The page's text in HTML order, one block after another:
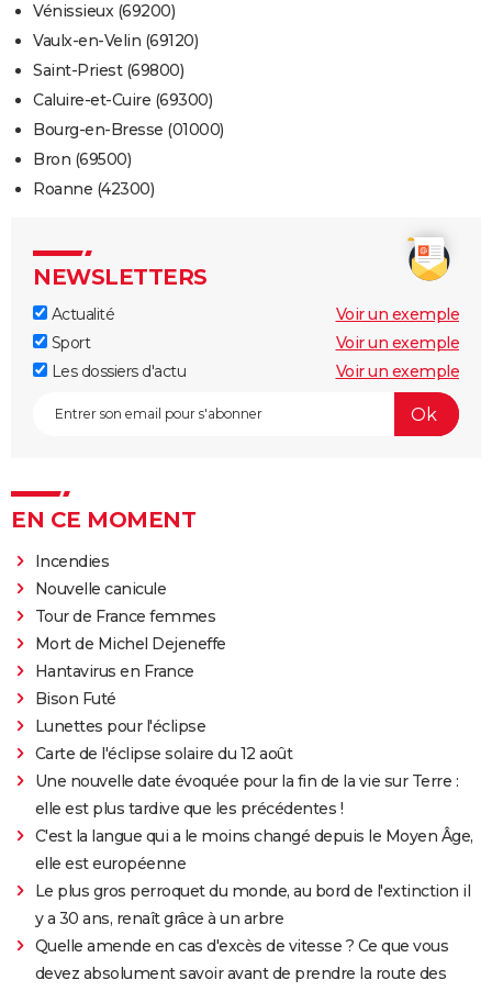
Vénissieux (69200)
Vaulx-en-Velin (69120)
Saint-Priest (69800)
Caluire-et-Cuire (69300)
Bourg-en-Bresse (01000)
Bron (69500)
Roanne (42300)
NEWSLETTERS
Actualité
Voir un exemple
Sport
Voir un exemple
Les dossiers d'actu
Voir un exemple
EN CE MOMENT
Incendies
Nouvelle canicule
Tour de France femmes
Mort de Michel Dejeneffe
Hantavirus en France
Bison Futé
Lunettes pour l'éclipse
Carte de l'éclipse solaire du 12 août
Une nouvelle date évoquée pour la fin de la vie sur Terre :
elle est plus tardive que les précédentes !
C'est la langue qui a le moins changé depuis le Moyen Âge,
elle est européenne
Le plus gros perroquet du monde, au bord de l'extinction il
y a 30 ans, renaît grâce à un arbre
Quelle amende en cas d'excès de vitesse ? Ce que vous
devez absolument savoir avant de prendre la route des